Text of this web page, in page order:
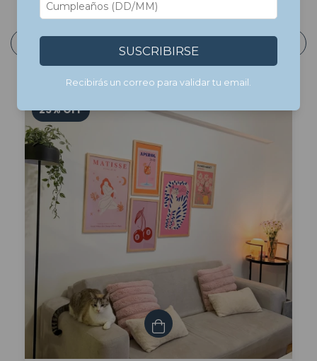
Filtrar
25%OFF
SUSCRIBIRSE
Recibirás un correo para validar tu email.